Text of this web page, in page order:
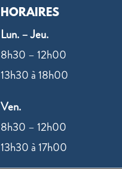
HORAIRES
Lun. – Jeu.
8h30 – 12h00
13h30 à 18h00
Ven.
8h30 – 12h00
13h30 à 17h00